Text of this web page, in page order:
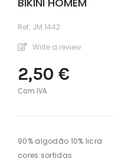
Ref: JM.1442
Write a review
2,50 €
Com IVA
90% algodão 10% licra
cores sortidas